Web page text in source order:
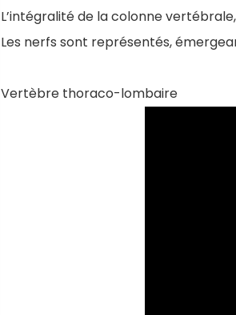
L’intégralité de la colonne
Les nerfs sont représentés,
Vertèbre thoraco-lombaire